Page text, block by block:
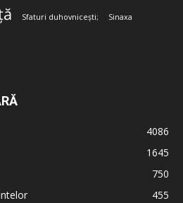
Sfaturi duhovnicești; Sinaxa
4086
1645
750
455